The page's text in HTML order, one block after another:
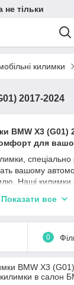
не тільки
килимки
2017-2024
BMW X3 (G01)
для
вашому
Наші килимки
БМВ Х3 Г01 та
поліуретан та
а
від ваших
Показати все
0
BMW X3
в салон